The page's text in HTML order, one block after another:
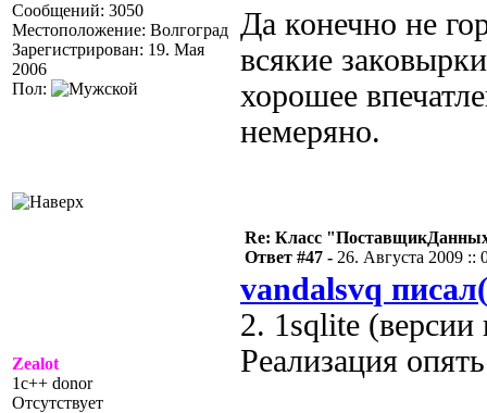
Сообщений: 3050
Местоположение: Волгоград
Зарегистрирован: 19. Мая
2006
Пол:
Да конечно не
всякие
хорошее
немеряно.
Zealot
1c++ donor
Отсутствует
Re: Класс
Ответ #47 - 26. Августа 2009 ::
vandalsvq
2. 1sqlite
Реализация